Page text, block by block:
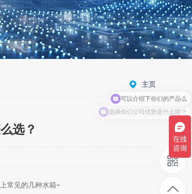
主页
选？
常见的几种水箱~
可以介绍下你们的产品么
选择你们公司优势是什么呢？